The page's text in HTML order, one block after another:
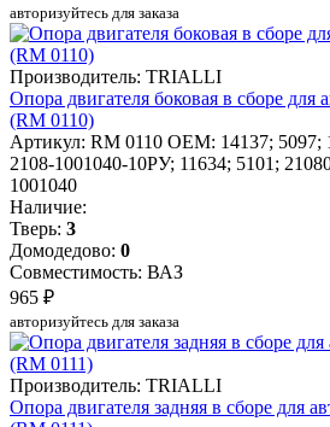
авторизуйтесь для заказа
Производитель: TRIALLI
Опора двигателя боковая в сборе для
(RM 0110)
Артикул: RM 0110 OEM: 14137; 5097;
2108-1001040-10РУ; 11634; 5101;
1001040
Наличие:
Тверь: 3
Домодедово: 0
Совместимость: ВАЗ
965 ₽
авторизуйтесь для заказа
Производитель: TRIALLI
Опора двигателя задняя в сборе для